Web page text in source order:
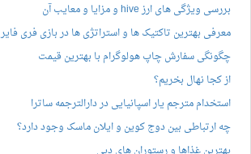
بررسی ویژگی های ارز hive و مزایا و معایب آن
معرفی بهترین تاکتیک ها و استراتژی ها در بازی فری فایر
چگونگی سفارش چاپ هولوگرام با بهترین قیمت
از کجا نهال بخریم؟
استخدام مترجم یار اسپانیایی در دارالترجمه ساترا
چه ارتباطی بین دوج کوین و ایلان ماسک وجود دارد؟